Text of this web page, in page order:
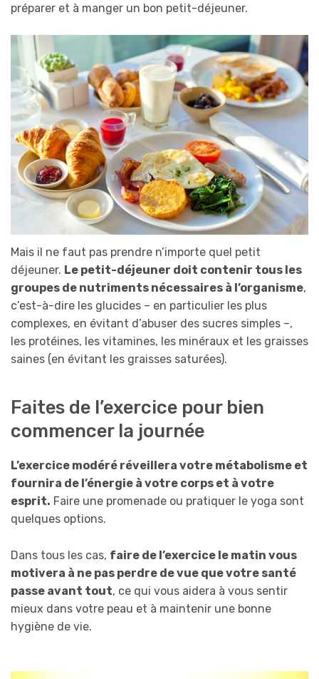
préparer et à manger un bon petit-déjeuner.
Mais il ne faut pas prendre n’importe quel petit
déjeuner. Le petit-déjeuner doit contenir tous les
groupes de nutriments nécessaires à l’organisme,
c’est-à-dire les glucides – en particulier les plus
complexes, en évitant d’abuser des sucres simples –,
les protéines, les vitamines, les minéraux et les graisses
saines (en évitant les graisses saturées).
Faites de l’exercice pour bien
commencer la journée
L’exercice modéré réveillera votre métabolisme et
fournira de l’énergie à votre corps et à votre
esprit. Faire une promenade ou pratiquer le yoga sont
quelques options.
Dans tous les cas, faire de l’exercice le matin vous
motivera à ne pas perdre de vue que votre santé
passe avant tout, ce qui vous aidera à vous sentir
mieux dans votre peau et à maintenir une bonne
hygiène de vie.